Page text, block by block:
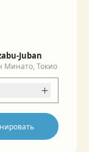
Juban
Минато, Токио